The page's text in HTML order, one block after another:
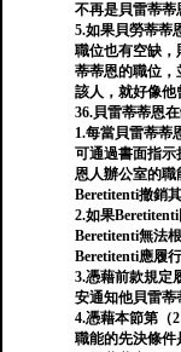
不再是貝雷蒂蒂
5.如果貝勞蒂蒂
職位也有空缺，
蒂蒂恩的職位，
該人，就好像他
36.貝雷蒂蒂恩
1.每當貝雷蒂蒂
可通過書面指示
恩人辦公室的職
Beretitenti撤銷
2.如果
Beretitenti無法
Beretitenti應履
3.憑藉前款規定
安通知他貝雷蒂
4.憑藉本節第（
職能的先決條件